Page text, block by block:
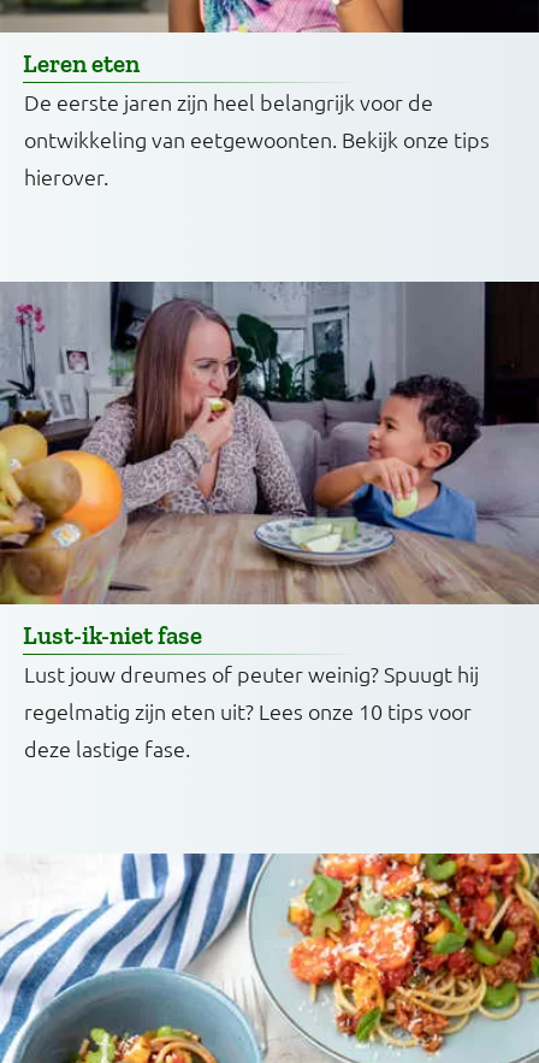
Leren eten
De eerste jaren zijn heel belangrijk voor de
ontwikkeling van eetgewoonten. Bekijk onze tips
hierover.
Lust-ik-niet fase
Lust jouw dreumes of peuter weinig? Spuugt hij
regelmatig zijn eten uit? Lees onze 10 tips voor
deze lastige fase.